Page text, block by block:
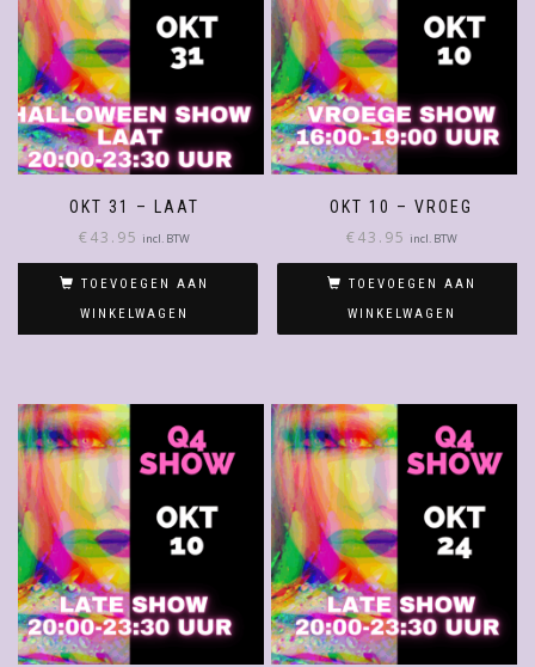
OKT 31 – LAAT
€43.95 incl. BTW
TOEVOEGEN AAN
WINKELWAGEN
OKT 10 – VROEG
€43.95 incl. BTW
TOEVOEGEN AAN
WINKELWAGEN